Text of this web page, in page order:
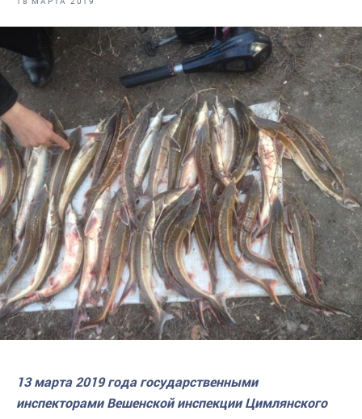
Выставки и конференции
Научно-практическая литература
Рыбоохрана России
Отрасль в цифрах
Инфографика
Большая африканская экспедиция
Укрепление духовно-нравственных ценностей
События в России и мире
13 марта 2019 года государственными
инспекторами Вешенской инспекции Цимлянского